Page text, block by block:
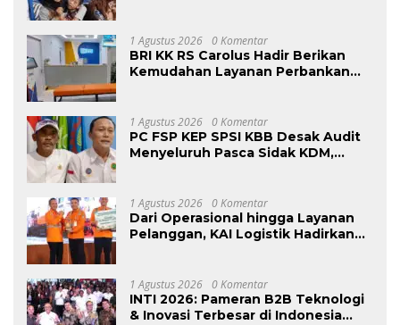
Warga Kurang Mampu
1 Agustus 2026 0 Komentar
BRI KK RS Carolus Hadir Berikan
Kemudahan Layanan Perbankan
1 Agustus 2026 0 Komentar
PC FSP KEP SPSI KBB Desak Audit
Menyeluruh Pasca Sidak KDM,
Ketenagakerjaan”
1 Agustus 2026 0 Komentar
Dari Operasional hingga Layanan
Pelanggan, KAI Logistik Hadirkan
1 Agustus 2026 0 Komentar
INTI 2026: Pameran B2B Teknologi
& Inovasi Terbesar di Indonesia